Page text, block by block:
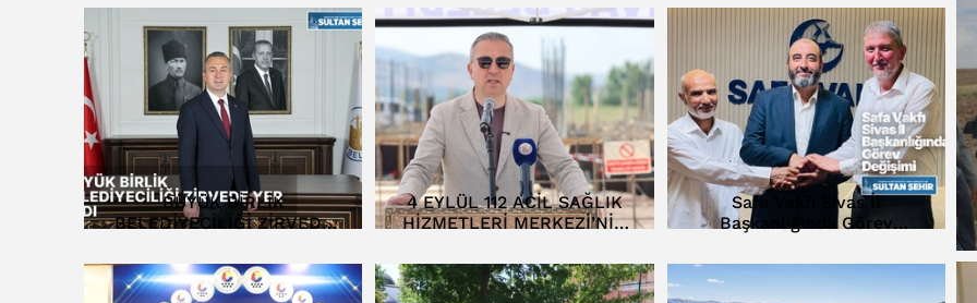
BÜYÜK BİRLİK
BELEDİYECİLİĞİ ZİRVEDE
4 EYLÜL 112 ACİL SAĞLIK
HİZMETLERİ MERKEZİ’NİN
Safa Vakfı Sivas İl
Başkanlığında Görev